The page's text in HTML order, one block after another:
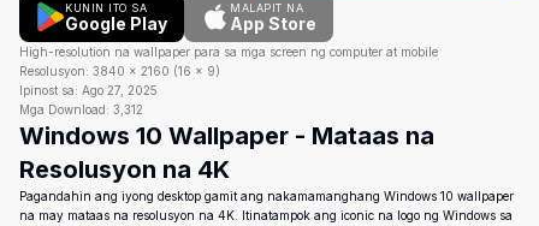
KUNIN ITO SA
Google Play
MALAPIT NA
App Store
High-resolution na wallpaper para sa mga screen ng computer at mobile
Resolusyon: 3840 × 2160 (16 × 9)
Ipinost sa: Ago 27, 2025
Mga Download: 3,312
Windows 10 Wallpaper - Mataas na
Resolusyon na 4K
Pagandahin ang iyong desktop gamit ang nakamamanghang Windows 10 wallpaper
na may mataas na resolusyon na 4K. Itinatampok ang iconic na logo ng Windows sa